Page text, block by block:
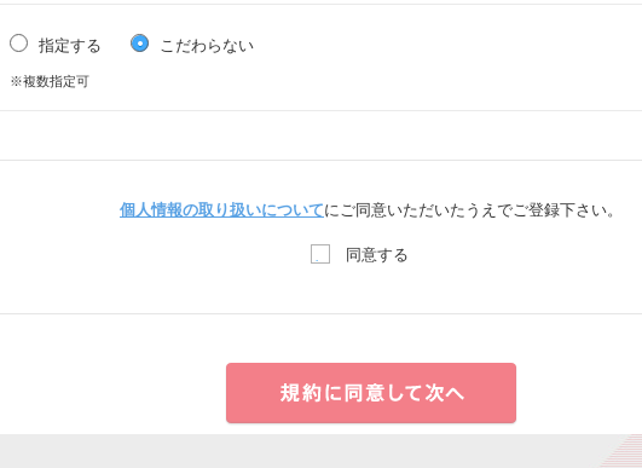
指定する こだわらない
※複数指定可
個人情報の取り扱いについてにご同意いただいたうえでご登録下さい。
同意する